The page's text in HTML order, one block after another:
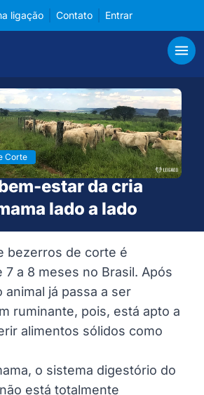
tecnologia em gerenciamento para
ligação Contato Entrar
Corte
estar da cria
lado a lado
bezerros de corte é
7 a 8 meses no Brasil. Após
animal já passa a ser
ruminante, pois, está apto a
alimentos sólidos como
o sistema digestório do
está totalmente